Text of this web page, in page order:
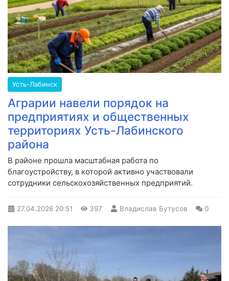
Усть-Лабинск
Аграрии навели порядок на
предприятиях и общественных
территориях Усть-Лабинского
района
В районе прошла масштабная работа по
благоустройству, в которой активно участвовали
сотрудники сельскохозяйственных предприятий.
27.04.2026 20:51 397 Владислав Бутусов 0